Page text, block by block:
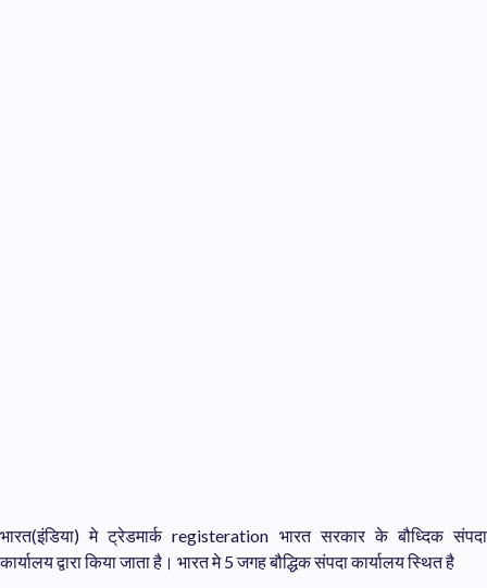
भारत(इंडिया) मे ट्रेडमार्क registeration भारत सरकार के बौध्दिक संपदा
कार्यालय द्वारा किया जाता है। भारत मे 5 जगह बौद्धिक संपदा कार्यालय स्थित है